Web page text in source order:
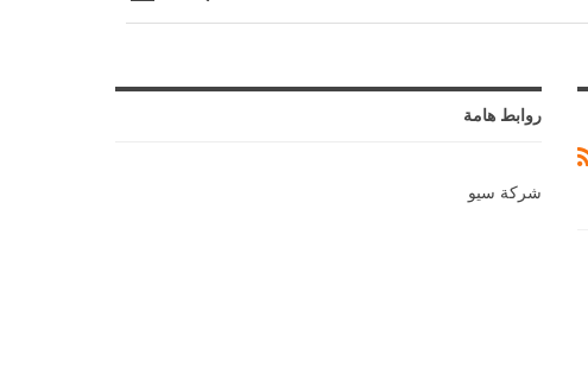
روابط هامة
شركة سيو